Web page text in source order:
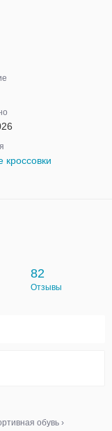
кроссовки
82
Отзывы
обувь ›